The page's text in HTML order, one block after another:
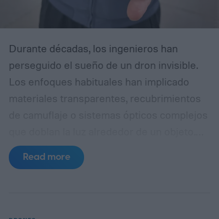
Durante décadas, los ingenieros han
perseguido el sueño de un dron invisible.
Los enfoques habituales han implicado
materiales transparentes, recubrimientos
Los investigadores de la Universidad
Northwestern decidieron tomar un camino
Read more